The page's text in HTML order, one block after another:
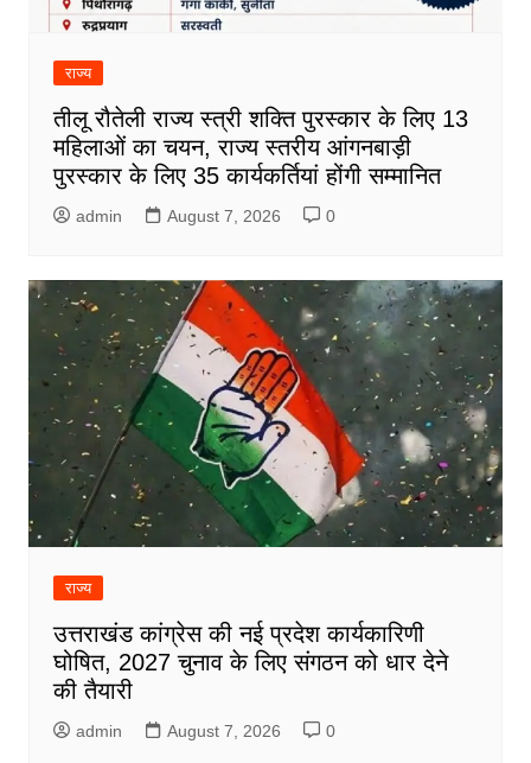
राज्य
तीलू रौतेली राज्य स्त्री शक्ति पुरस्कार के लिए 13
महिलाओं का चयन, राज्य स्तरीय आंगनबाड़ी
पुरस्कार के लिए 35 कार्यकर्तियां होंगी सम्मानित
admin August 7, 2026 0
राज्य
उत्तराखंड कांग्रेस की नई प्रदेश कार्यकारिणी
घोषित, 2027 चुनाव के लिए संगठन को धार देने
की तैयारी
admin August 7, 2026 0